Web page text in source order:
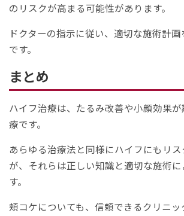
のリスクが高まる可能性があります。
ドクターの指示に従い、適切な施術計
です。
まとめ
ハイフ治療は、たるみ改善や小顔効果
療です。
あらゆる治療法と同様にハイフにもリ
が、それらは正しい知識と適切な施術
す。
頬コケについても、信頼できるクリニ